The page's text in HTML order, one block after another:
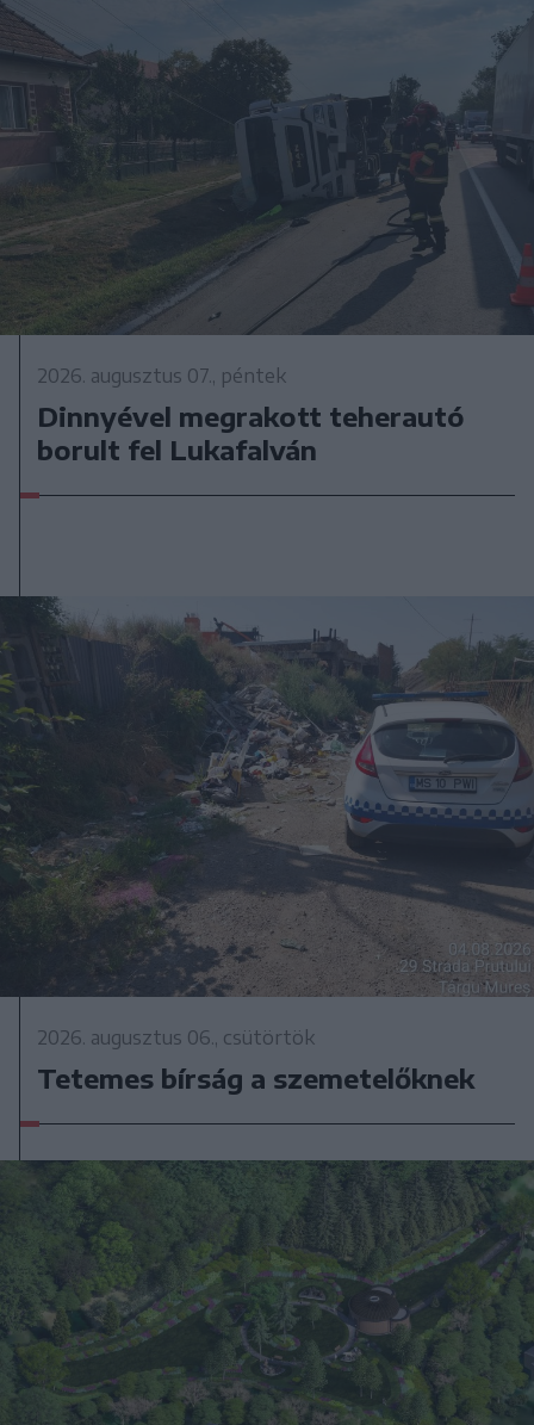
2026. augusztus 07., péntek
Dinnyével megrakott teherautó
borult fel Lukafalván
2026. augusztus 06., csütörtök
Tetemes bírság a szemetelőknek